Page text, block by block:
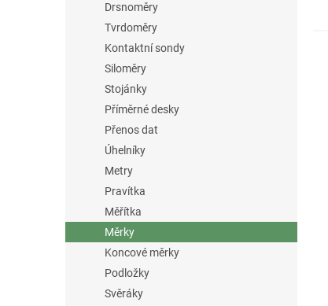
Drsnoměry
Tvrdoměry
Kontaktní sondy
Siloměry
Stojánky
Příměrné desky
Přenos dat
Úhelníky
Metry
Pravítka
Měřítka
Měrky
Koncové měrky
Podložky
Svěráky